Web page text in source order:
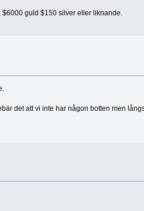
guld $150 silver eller liknande.
det att vi inte har någon botten men